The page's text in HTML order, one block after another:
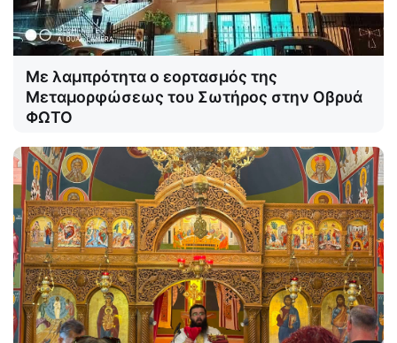
Με λαμπρότητα ο εορτασμός της
Μεταμορφώσεως του Σωτήρος στην Οβρυά
ΦΩΤΟ